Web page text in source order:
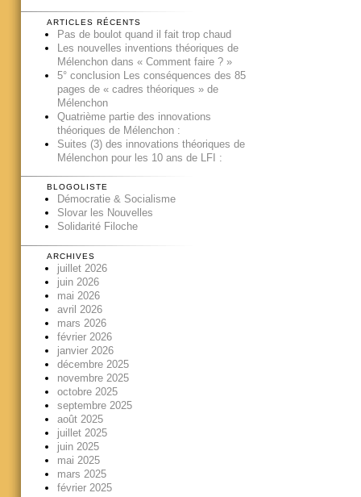
ARTICLES RÉCENTS
Pas de boulot quand il fait trop chaud
Les nouvelles inventions théoriques de
Mélenchon dans « Comment faire ? »
5° conclusion Les conséquences des 85
pages de « cadres théoriques » de
Mélenchon
Quatrième partie des innovations
théoriques de Mélenchon :
Suites (3) des innovations théoriques de
Mélenchon pour les 10 ans de LFI :
BLOGOLISTE
Démocratie & Socialisme
Slovar les Nouvelles
Solidarité Filoche
ARCHIVES
juillet 2026
juin 2026
mai 2026
avril 2026
mars 2026
février 2026
janvier 2026
décembre 2025
novembre 2025
octobre 2025
septembre 2025
août 2025
juillet 2025
juin 2025
mai 2025
mars 2025
février 2025